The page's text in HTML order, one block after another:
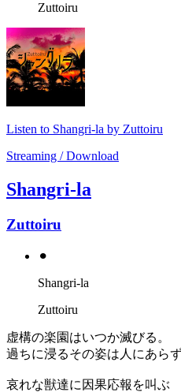
Zuttoiru
Listen to Shangri-la by Zuttoiru
Streaming / Download
Shangri-la
Zuttoiru
⚫︎
Shangri-la
Zuttoiru
虚構の楽園はいつか滅びる。
過ちに浸るその姿は人にあらず
哀れな獣達に因果応報を叫ぶ